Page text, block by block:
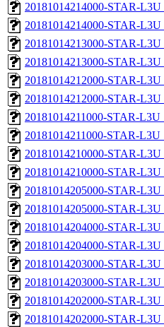
20181014214000-STAR-
20181014214000-STAR-
20181014213000-STAR-
20181014213000-STAR-
20181014212000-STAR-
20181014212000-STAR-
20181014211000-STAR-
20181014211000-STAR-
20181014210000-STAR-
20181014210000-STAR-
20181014205000-STAR-
20181014205000-STAR-
20181014204000-STAR-
20181014204000-STAR-
20181014203000-STAR-
20181014203000-STAR-
20181014202000-STAR-
20181014202000-STAR-